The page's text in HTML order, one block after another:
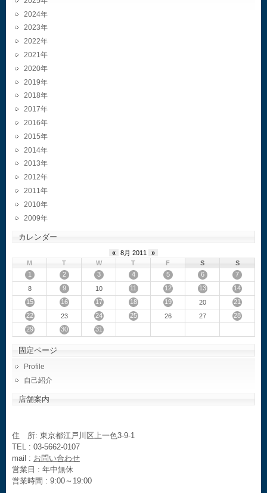
2024
2023
2022
2021
2020
2019
2018
2017
2016
2015
2014
2013
2012
2011
2010
2009
カレンダー
« 8月 2011
»
M
T W T F S
S
1
2 3 4 5 6
7
8
9 10 11 12 13
14
15
16 17 18 19 20
21
22
23 24 25 26 27
28
29
30 31
固定ページ
Profile
自己紹介
店舗案内
住 所: 東京都江戸川区上一色3-9-1
TEL : 03-5662-0107
mail : お問い合わせ
営業日 : 年中無休
営業時間 : 9:00～19:00